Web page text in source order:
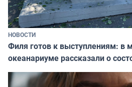
НОВОСТИ
Филя готов к выступлениям: в
океанариуме рассказали о